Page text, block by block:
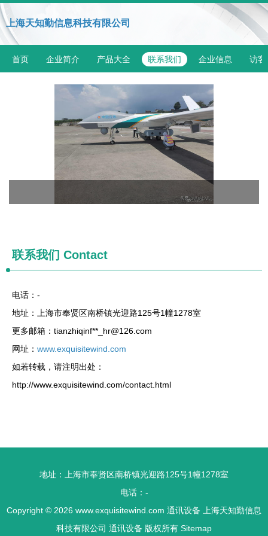
上海天知勤信息科技有限公司
首页 企业简介 产品大全 联系我们 企业信息 访客
联系我们 Contact
电话：-
地址：上海市奉贤区南桥镇光迎路125号1幢1278室
更多邮箱：tianzhiqinf** _hr@126.com
网址： www.exquisitewind.com
如若转载，请注明出处：
http://www.exquisitewind.com/contact.html
地址：上海市奉贤区南桥镇光迎路125号1幢1278室
电话：-
Copyright © 2026 www.exquisitewind.com 通讯设备
上海天知勤信息
科技有限公司 通讯设备 版权所有 Sitemap